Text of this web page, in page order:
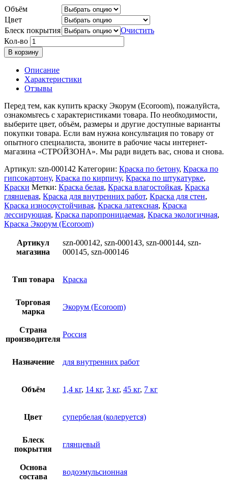
Объём
Цвет
Блеск покрытия
Очистить
Кол-во
В корзину
Описание
Характеристики
Отзывы
Перед тем, как купить краску Экорум (Ecoroom), пожалуйста,
ознакомьтесь с характеристиками товара. По необходимости,
выберите цвет, объём, размеры и другие доступные варианты
покупки товара. Если вам нужна консультация по товару от
опытного специалиста, звоните в рабочие часы интернет-
магазина «СТРОЙЗОНА». Мы ради видеть вас, снова и снова.
Артикул: szn-000142 Категории: Краска по бетону, Краска по
гипсокартону, Краска по кирпичу, Краска по штукатурке,
Краски Метки: Краска белая, Краска влагостойкая, Краска
глянцевая, Краска для внутренних работ, Краска для стен,
Краска износоустойчивая, Краска латексная, Краска
лессирующая, Краска паропроницаемая, Краска экологичная,
Краска Экорум (Ecoroom)
Артикул
магазина
szn-000142, szn-000143, szn-000144, szn-
000145, szn-000146
Тип товара Краска
Торговая
марка
Экорум (Ecoroom)
Страна
производителя
Россия
Назначение для внутренних работ
Объём 1,4 кг, 14 кг, 3 кг, 45 кг, 7 кг
Цвет супербелая (колеруется)
Блеск
покрытия
глянцевый
Основа
состава
водоэмульсионная